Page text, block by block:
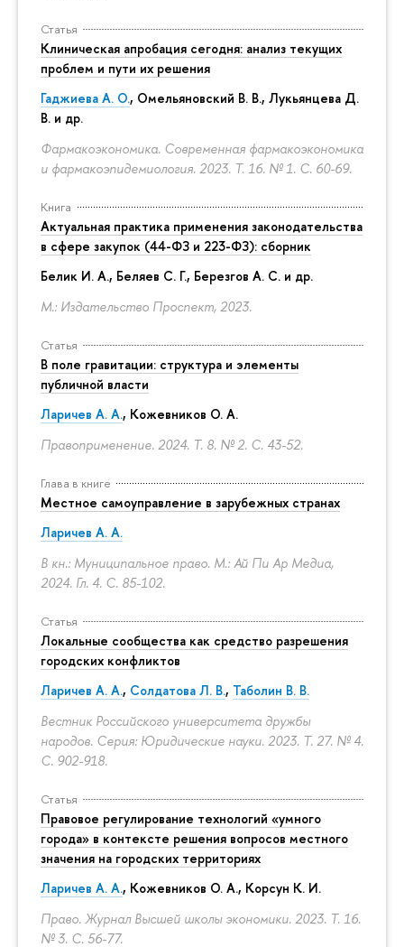
Статья
Клиническая апробация сегодня: анализ текущих
проблем и пути их решения
Гаджиева А. О., Омельяновский В. В., Лукьянцева Д.
В. и др.
Фармакоэкономика. Современная фармакоэкономика
и фармакоэпидемиология. 2023. Т. 16. № 1. С. 60-69.
Книга
Актуальная практика применения законодательства
в сфере закупок (44-ФЗ и 223-ФЗ): сборник
Белик И. А., Беляев С. Г., Березгов А. С. и др.
М.: Издательство Проспект, 2023.
Статья
В поле гравитации: структура и элементы
публичной власти
Ларичев А. А., Кожевников О. А.
Правоприменение. 2024. Т. 8. № 2. С. 43-52.
Глава в книге
Местное самоуправление в зарубежных странах
Ларичев А. А.
В кн.: Муниципальное право. М.: Ай Пи Ар Медиа,
2024. Гл. 4. С. 85-102.
Статья
Локальные сообщества как средство разрешения
городских конфликтов
Ларичев А. А., Солдатова Л. В., Таболин В. В.
Вестник Российского университета дружбы
народов. Серия: Юридические науки. 2023. Т. 27. № 4.
С. 902-918.
Статья
Правовое регулирование технологий «умного
города» в контексте решения вопросов местного
значения на городских территориях
Ларичев А. А., Кожевников О. А., Корсун К. И.
Право. Журнал Высшей школы экономики. 2023. Т. 16.
№ 3. С. 56-77.